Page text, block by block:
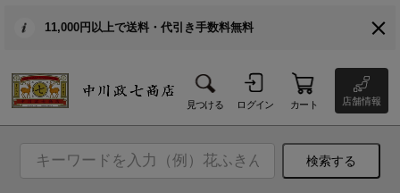
11,000円以上で送料・代引き手数料無料
見つける ログイン カート 店舗情報
検索する